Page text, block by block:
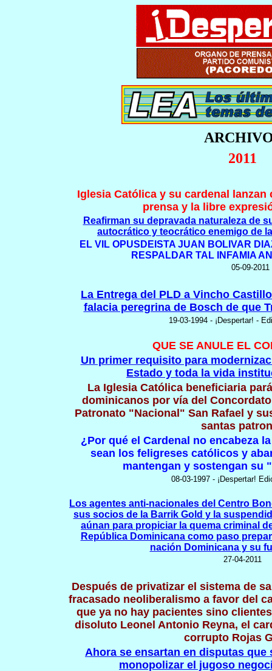
2011
Iglesia Católica y su cardenal
prensa y la libre
Reafirman su depravada naturaleza de
autocrático y teocrático enemigo de
EL VIL OPUSDEISTA JUAN BOLIVAR
RESPALDAR TAL INFAMIA
05-09-2011
La Entrega del PLD a Vincho
falacia peregrina de Bosch de que
19-03-1994 - ¡Despertar! -
QUE SE ANULE EL
Un primer requisito para
Estado y toda la vida
La Iglesia Católica beneficiaria
dominicanos por vía del
Patronato "Nacional" San Rafael y
santas
¿Por qué el Cardenal no encabeza
sean los feligreses católicos y
mantengan y sostengan su
08-03-1997 - ¡Despertar!
Los agentes anti-nacionales del Centro
sus socios de la Barrik Gold y la
aúnan para propiciar la quema criminal
República Dominicana como paso
nación Dominicana y su
27-04-2011
Después de privatizar el sistema de
fracasado neoliberalismo a favor del
que ya no hay pacientes sino
disoluto Leonel Antonio Reyna, el
corrupto Rojas
Ahora se ensartan en disputas
monopolizar el jugoso